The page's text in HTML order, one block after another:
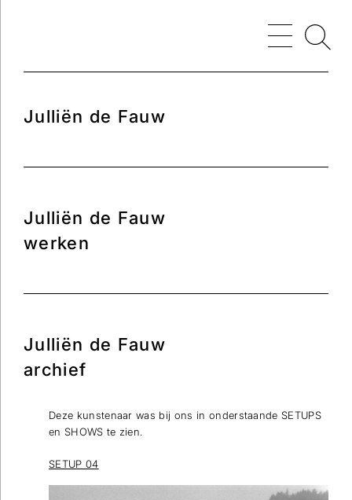
Julliën de Fauw
Julliën de Fauw
werken
Julliën de Fauw
archief
Deze kunstenaar was bij ons in onderstaande SETUPS
en SHOWS te zien.
SETUP 04